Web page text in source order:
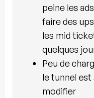
peine les
faire des
les mid
quelques
Peu de
le tunnel est
modifier